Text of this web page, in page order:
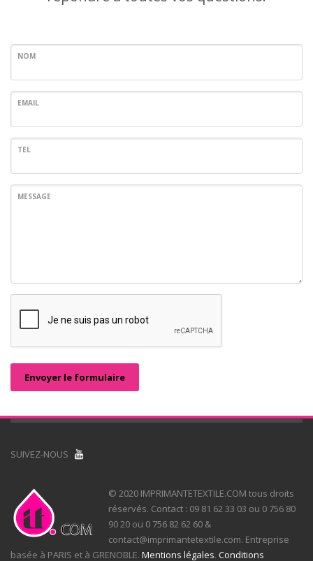
NOM
EMAIL
TEL
MESSAGE
Envoyer le formulaire
SUIVEZ-NOUS
© 2020 IMPRIMANTETEXTILE.COM tous droits
réservés. Contact : 09 81 62 33 03 ou 0 756 80
90 20 ou 0 756 82 62 60 &
contact@imprimantetextile.com. Entreprise
basée à PARIS et à GRENOBLE. Mentions légales. Conditions